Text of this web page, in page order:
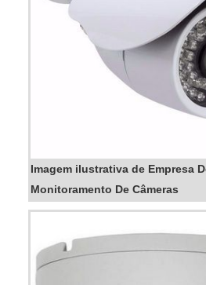
Imagem ilustrativa de Empresa
Monitoramento De Câmeras